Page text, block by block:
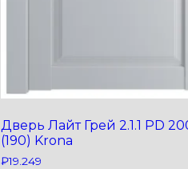
Дверь Лайт Грей 2.1.1 PD
(190) Krona
₽19.249